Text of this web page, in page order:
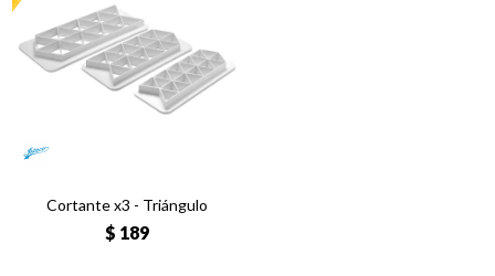
Cortante x3 - Triángulo
$ 189